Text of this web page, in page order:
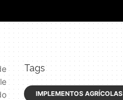
Tags
IMPLEMENTOS AGRÍCOLAS